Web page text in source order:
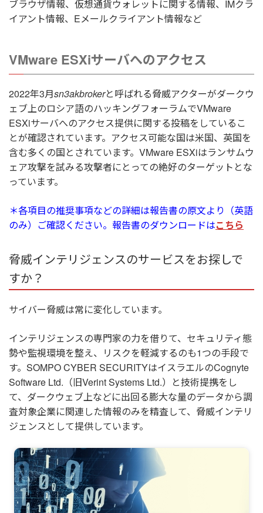
ブラウザ情報、仮想通貨ウォレットに関する情報、IMクラ
イアント情報、Eメールクライアント情報など
VMware ESXiサーバへのアクセス
2022年3月sn3akbrokerと呼ばれる脅威アクターがダークウ
ェブ上のロシア語のハッキングフォーラムでVMware
ESXiサーバへのアクセス提供に関する投稿をしているこ
とが確認されています。アクセス可能な国は米国、英国を
含む多くの国とされています。VMware ESXiはランサムウ
ェア攻撃を試みる攻撃者にとっての絶好のターゲットとな
っています。
＊各項目の推奨事項などの詳細は報告書の原文より（英語
のみ）ご確認ください。報告書のダウンロードはこちら
脅威インテリジェンスのサービスをお探しで
すか？
サイバー脅威は常に変化しています。
インテリジェンスの専門家の力を借りて、セキュリティ態
勢や監視環境を整え、リスクを軽減するのも1つの手段で
す。SOMPO CYBER SECURITYはイスラエルのCognyte
Software Ltd.（旧Verint Systems Ltd.）と技術提携をし
て、ダークウェブ上などに出回る膨大な量のデータから調
査対象企業に関連した情報のみを精査して、脅威インテリ
ジェンスとして提供しています。